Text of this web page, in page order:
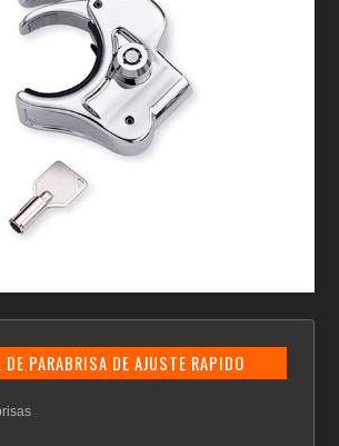
DE PARABRISA DE AJUSTE RAPIDO